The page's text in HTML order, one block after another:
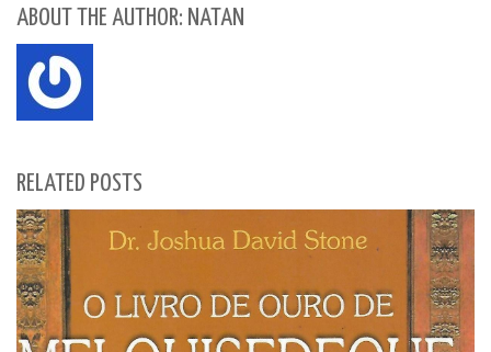
ABOUT THE AUTHOR: NATAN
RELATED POSTS